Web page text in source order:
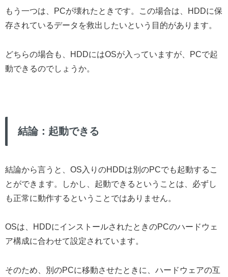
もう一つは、PCが壊れたときです。この場合は、HDDに保
存されているデータを救出したいという目的があります。
どちらの場合も、HDDにはOSが入っていますが、PCで起
動できるのでしょうか。
結論：起動できる
結論から言うと、OS入りのHDDは別のPCでも起動するこ
とができます。しかし、起動できるということは、必ずし
も正常に動作するということではありません。
OSは、HDDにインストールされたときのPCのハードウェ
ア構成に合わせて設定されています。
そのため、別のPCに移動させたときに、ハードウェアの互